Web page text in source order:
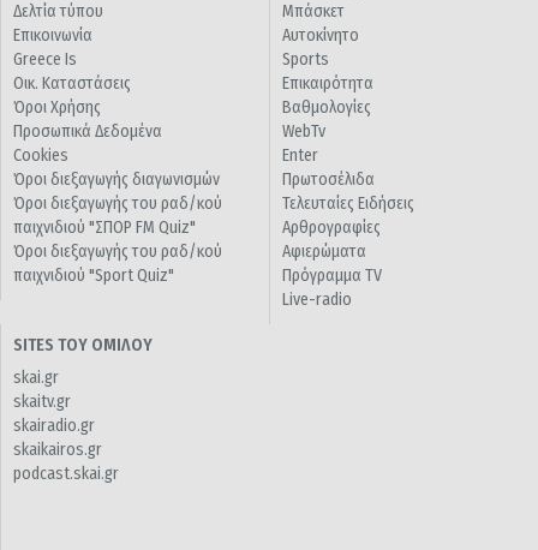
Δελτία τύπου
Επικοινωνία
Greece Is
Οικ. Καταστάσεις
Όροι Χρήσης
Προσωπικά Δεδομένα
Cookies
Όροι διεξαγωγής διαγωνισμών
Όροι διεξαγωγής του ραδ/κού
παιχνιδιού "ΣΠΟΡ FM Quiz"
Όροι διεξαγωγής του ραδ/κού
παιχνιδιού "Sport Quiz"
Μπάσκετ
Αυτοκίνητο
Sports
Επικαιρότητα
Βαθμολογίες
WebTv
Enter
Πρωτοσέλιδα
Τελευταίες Ειδήσεις
Αρθρογραφίες
Αφιερώματα
Πρόγραμμα TV
Live-radio
SITES ΤΟΥ ΟΜΙΛΟΥ
skai.gr
skaitv.gr
skairadio.gr
skaikairos.gr
podcast.skai.gr